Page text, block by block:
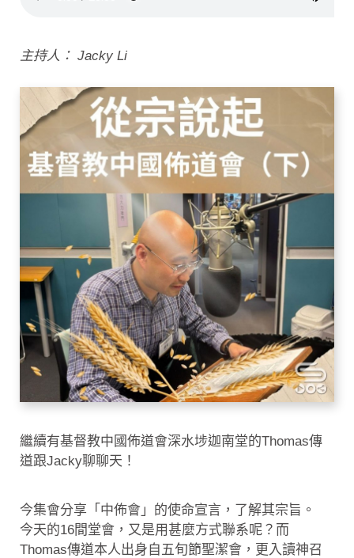
主持人： Jacky Li
繼續有基督教中國佈道會深水埗迦南堂的Thomas傳
道跟Jacky聊聊天！
今集會分享「中佈會」的使命宣言，了解其宗旨。
今天的16間堂會，又是用甚麼方式聯系呢？而
Thomas傳道本人出身自五旬節聖潔會，更入讀神召